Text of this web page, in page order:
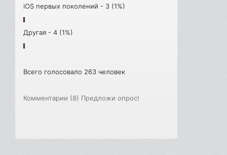
iOS первых поколений - 3 (1%)
Другая - 4 (1%)
Всего голосовало 263 человек
Комментарии (8) Предложи опрос!